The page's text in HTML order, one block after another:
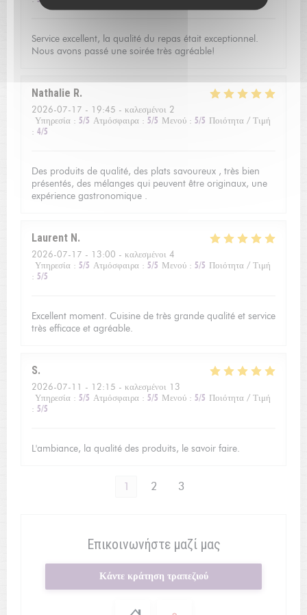
Service excellent, la qualité du repas était exceptionnel.
Nous avons passé une soirée très agréable!
Nathalie R
2026-07-17 - 19:45 - καλεσμένοι 2
Υπηρεσία : 5/5 Ατμόσφαιρα : 5/5 Μενού : 5/5 Ποιότητα / Τιμή
: 4/5
Des produits de qualité, des plats savoureux , très bien
présentés, des mélanges qui peuvent être originaux, une
expérience gastronomique .
Laurent N
2026-07-17 - 13:00 - καλεσμένοι 4
Υπηρεσία : 5/5 Ατμόσφαιρα : 5/5 Μενού : 5/5 Ποιότητα / Τιμή
: 5/5
Excellent moment. Cuisine de très grande qualité et service
très efficace et agréable.
S
2026-07-11 - 12:15 - καλεσμένοι 13
Υπηρεσία : 5/5 Ατμόσφαιρα : 5/5 Μενού : 5/5 Ποιότητα / Τιμή
: 5/5
L'ambiance, la qualité des produits, le savoir faire.
1 2 3
Επικοινωνήστε μαζί μας
Κάντε κράτηση τραπεζιού